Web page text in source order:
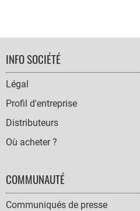
FOOTER
NAVIGATION
INFO SOCIÉTÉ
Légal
Profil d'entreprise
Distributeurs
Où acheter ?
COMMUNAUTÉ
Communiqués de presse